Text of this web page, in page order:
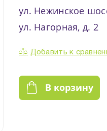
ул. Нежинское
ул. Нагорная, д. 2
Добавить к
В корзину